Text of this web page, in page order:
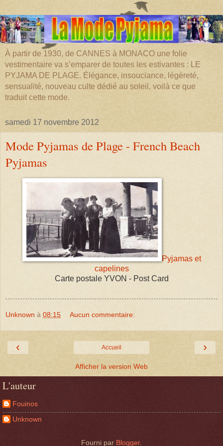
À partir de 1930, de CANNES à MONACO une folie
vestimentaire va s’emparer de toutes les estivantes : LE
PYJAMA DE PLAGE. Élégance, insouciance, légèreté,
sensualité, nouveau culte dédié au soleil, voilà ce que
traduit cette mode.
samedi 17 novembre 2012
Mode Pyjamas de Plage - French Beach
Pyjamas
Pyjamas et
capelines
Carte postale YVON - Post Card
Unknown à 08:15 Aucun commentaire:
‹ ›
Accueil
Afficher la version Web
L'auteur
Fouinos
Unknown
Fourni par Blogger.